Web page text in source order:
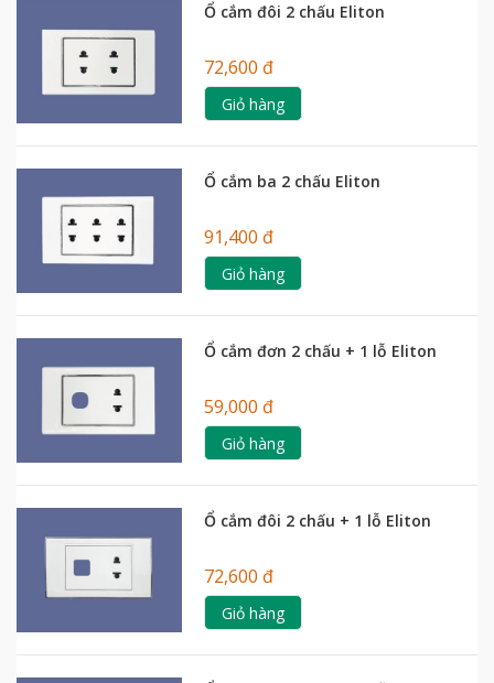
Ổ cắm đôi 2 chấu Eliton
72,600 đ
Giỏ hàng
Ổ cắm ba 2 chấu Eliton
91,400 đ
Giỏ hàng
Ổ cắm đơn 2 chấu + 1 lỗ Eliton
59,000 đ
Giỏ hàng
Ổ cắm đôi 2 chấu + 1 lỗ Eliton
72,600 đ
Giỏ hàng